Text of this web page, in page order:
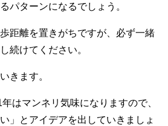
パターンになるでしょう。
距離を置きがちですが、必ず一緒
続けてください。
きます。
はマンネリ気味になりますので、
」とアイデアを出していきましょ